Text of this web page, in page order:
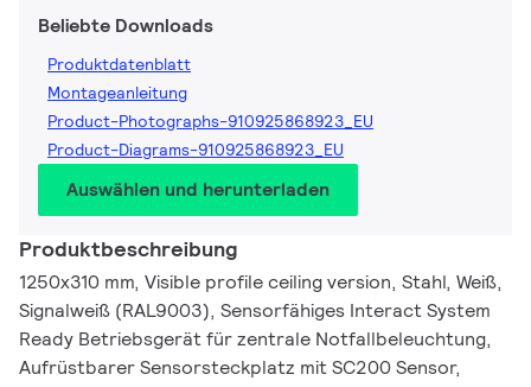
Beliebte Downloads
Produktdatenblatt
Montageanleitung
Product-Photographs-910925868923_EU
Product-Diagrams-910925868923_EU
Auswählen und herunterladen
Produktbeschreibung
1250x310 mm, Visible profile ceiling version, Stahl, Weiß,
Signalweiß (RAL9003), Sensorfähiges Interact System
Ready Betriebsgerät für zentrale Notfallbeleuchtung,
Aufrüstbarer Sensorsteckplatz mit SC200 Sensor,